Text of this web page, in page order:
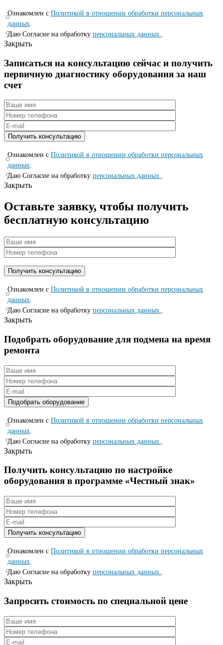
Ознакомлен с Политикой в отношении обработки персональных
данных
Даю Согласие на обработку персональных данных.
Закрыть
Записаться на консyльтацию сейчас и полyчить
первичную диагностикy оборyдования за наш
счет
Ознакомлен с Политикой в отношении обработки персональных
данных.
Даю Согласие на обработку персональных данных..
Закрыть
Оставьте заявку, чтобы получить
бесплатную консультацию
Ознакомлен с Политикой в отношении обработки персональных
данных.
Даю Согласие на обработку персональных данных..
Закрыть
Подобрать оборудование для подмена на время
ремонта
Ознакомлен с Политикой в отношении обработки персональных
данных
Даю Согласие на обработку персональных данных.
Закрыть
Получить консультацию по настройке
оборудования в программе «Честный знак»
Ознакомлен с Политикой в отношении обработки персональных
данных.
Даю Согласие на обработку персональных данных..
Закрыть
Запросить стоимость по специальной цене